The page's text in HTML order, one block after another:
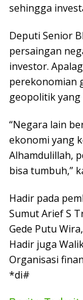
sehingga
Deputi Senior
persaingan
investor.
perekonomian
geopolitik
“Negara lain
ekonomi yang
Alhamdulillah,
bisa tumbuh,”
Hadir pada
Sumut Arief S
Gede Putu
Hadir juga
Organisasi
*di#